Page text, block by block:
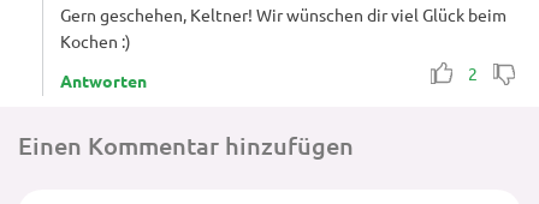
Gern geschehen, Keltner! Wir wünschen dir viel Glück beim
Kochen :)
2
Antworten
Einen Kommentar hinzufügen